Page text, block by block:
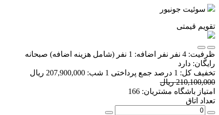
سوئیت جونیور
تقویم قیمتی
ظرفیت: 4 نفر نفر اضافه: 1 نفر (شامل هزینه اضافه) صبحانه
رایگان: دارد
تخفیف کل: 1 درصد جمع پرداختی 1 شب:
207,900,000 ریال
210,100,000 ریال
امتیاز باشگاه مشتریان: 166
تعداد اتاق